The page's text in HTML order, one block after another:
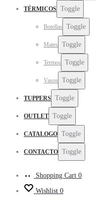
TÉRMICOS Toggle
Botellas Toggle
Mates Toggle
Termos Toggle
Vasos Toggle
TUPPERS Toggle
OUTLET Toggle
CATALOGO Toggle
CONTACTO Toggle
Shopping Cart 0
Wishlist 0